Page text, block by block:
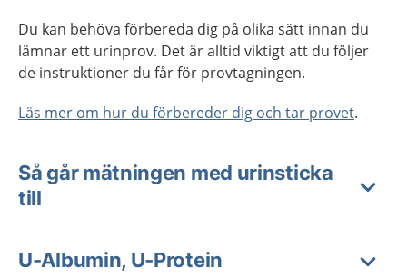
Du kan behöva förbereda dig på olika sätt innan du
lämnar ett urinprov. Det är alltid viktigt att du följer
de instruktioner du får för provtagningen.
Läs mer om hur du förbereder dig och tar provet.
Så går mätningen med urinsticka
till
U-Albumin, U-Protein